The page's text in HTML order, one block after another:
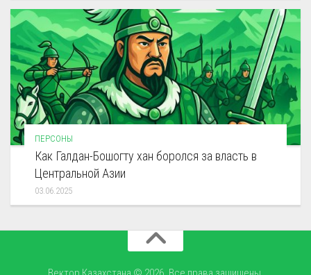
ПЕРСОНЫ
Как Галдан-Бошогту хан боролся за власть в
Центральной Азии
03.06.2025